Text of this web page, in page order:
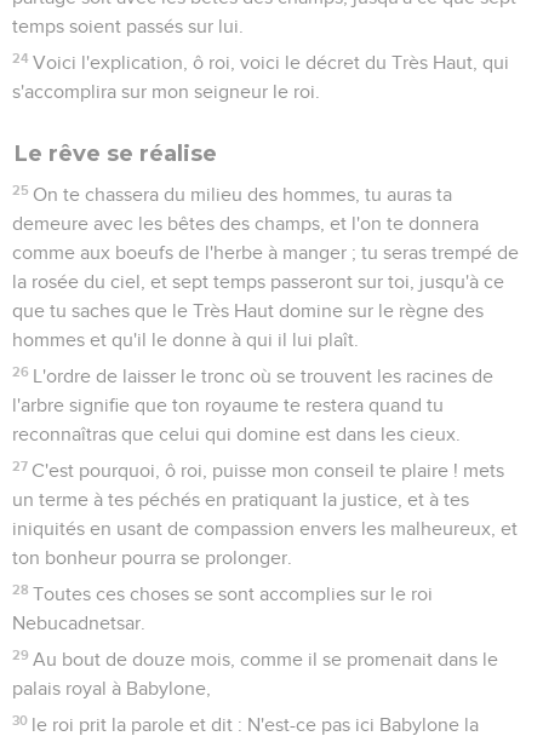
temps soient passés sur lui.
24 Voici l'explication, ô roi, voici le décret du Très Haut, qui
s'accomplira sur mon seigneur le roi.
Le rêve se réalise
25 On te chassera du milieu des hommes, tu auras ta
demeure avec les bêtes des champs, et l'on te donnera
comme aux boeufs de l'herbe à manger ; tu seras trempé de
la rosée du ciel, et sept temps passeront sur toi, jusqu'à ce
que tu saches que le Très Haut domine sur le règne des
hommes et qu'il le donne à qui il lui plaît.
26 L'ordre de laisser le tronc où se trouvent les racines de
l'arbre signifie que ton royaume te restera quand tu
reconnaîtras que celui qui domine est dans les cieux.
27 C'est pourquoi, ô roi, puisse mon conseil te plaire ! mets
un terme à tes péchés en pratiquant la justice, et à tes
iniquités en usant de compassion envers les malheureux, et
ton bonheur pourra se prolonger.
28 Toutes ces choses se sont accomplies sur le roi
Nebucadnetsar.
29 Au bout de douze mois, comme il se promenait dans le
palais royal à Babylone,
30 le roi prit la parole et dit : N'est-ce pas ici Babylone la